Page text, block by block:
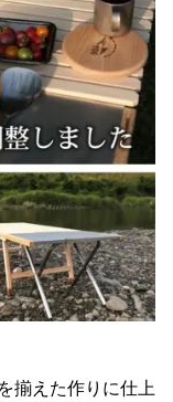
揃えた作りに仕上